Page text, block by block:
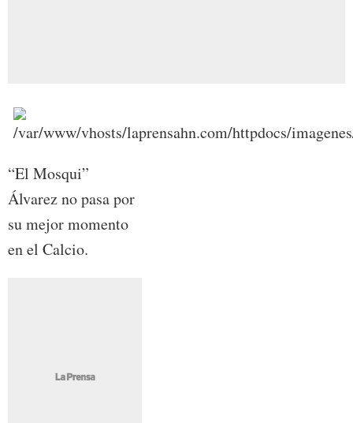
“El Mosqui”
Álvarez no pasa por
su mejor momento
en el Calcio.